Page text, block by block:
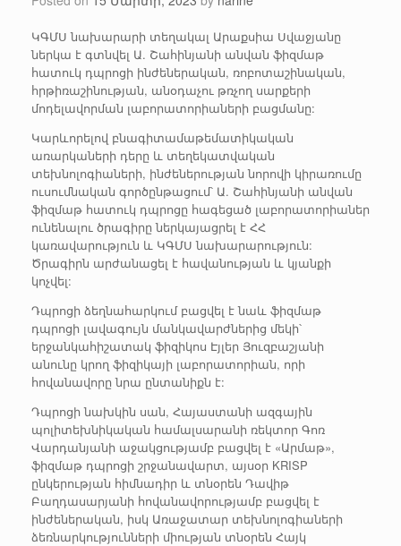
ԿԳՄՍ նախարարի տեղակալ Արաքսիա Սվաջյանը
ներկա է գտնվել Ա. Շահինյանի անվան ֆիզմաթ
հատուկ դպրոցի ինժեներական, ռոբոտաշինական,
հրթիռաշինության, անօդաչու թռչող սարքերի
մոդելավորման լաբորատորիաների բացմանը:
Կարևորելով բնագիտամաթեմատիկական
առարկաների դերը և տեղեկատվական
տեխնոլոգիաների, ինժեներության նորովի կիրառումը
ուսումնական գործընթացում՝ Ա. Շահինյանի անվան
ֆիզմաթ հատուկ դպրոցը հագեցած լաբորատորիաներ
ունենալու ծրագիրը ներկայացրել է ՀՀ
կառավարություն և ԿԳՄՍ նախարարություն:
Ծրագիրն արժանացել է հավանության և կյանքի
կոչվել:
Դպրոցի ձեղնահարկում բացվել է նաև ֆիզմաթ
դպրոցի լավագույն մանկավարժներից մեկի՝
երջանկահիշատակ ֆիզիկոս Էյլեր Յուզբաշյանի
անունը կրող ֆիզիկայի լաբորատորիան, որի
հովանավորը նրա ընտանիքն է:
Դպրոցի նախկին սան, Հայաստանի ազգային
պոլիտեխնիկական համալսարանի ռեկտոր Գոռ
Վարդանյանի աջակցությամբ բացվել է «Արմաթ»,
ֆիզմաթ դպրոցի շրջանավարտ, այսօր KRISP
ընկերության հիմնադիր և տնօրեն Դավիթ
Բաղդասարյանի հովանավորությամբ բացվել է
ինժեներական, իսկ Առաջատար տեխնոլոգիաների
ձեռնարկությունների միության տնօրեն Հայկ